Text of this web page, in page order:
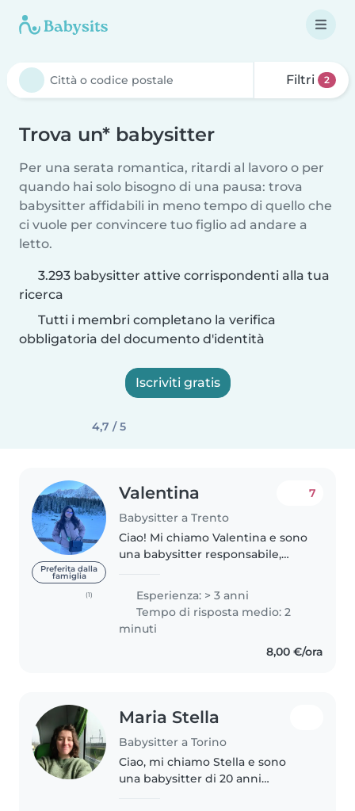
Filtri 2
Trova un* babysitter
Per una serata romantica, ritardi al lavoro o per
quando hai solo bisogno di una pausa: trova
babysitter affidabili in meno tempo di quello che
ci vuole per convincere tuo figlio ad andare a
letto.
3.293 babysitter attive corrispondenti alla tua
ricerca
Tutti i membri completano la verifica
obbligatoria del documento d'identità
Iscriviti gratis
4,7 / 5
Preferita dalla
famiglia
(1)
Valentina
Babysitter a Trento
7
Ciao! Mi chiamo Valentina e sono
una babysitter responsabile,
esperienza nella cura dei
bambini di diverse età, mi piace
organizzare attività creative,
aiutare..
Esperienza: > 3 anni
Tempo di risposta medio: 2
minuti
8,00 €/ora
Maria Stella
Babysitter a Torino
Ciao, mi chiamo Stella e sono
una babysitter di 20 anni